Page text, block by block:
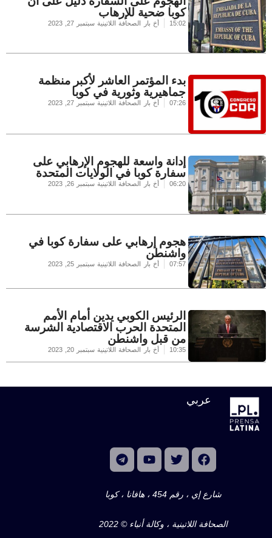
كوبا ضحية للإرهاب
15:02 أخ بار الصحافة اللاتينية سبتمبر 27, 2023
بدء المؤتمر العاشر لأكبر منظمة
جماهيرية وثورية في كوبا
07:26 أخ بار الصحافة اللاتينية سبتمبر 27, 2023
إدانة واسعة للهجوم الإرهابي على
سفارة كوبا في الولايات المتحدة
06:20 أخ بار الصحافة اللاتينية سبتمبر 26, 2023
هجوم إرهابي على سفارة كوبا في
واشنطن
07:57 أخ بار الصحافة اللاتينية سبتمبر 25, 2023
الرئيس الكوبي يدين أمام الأمم
المتحدة الحرب الاقتصادية الشرسة
من قبل واشنطن
10:35 أخ بار الصحافة اللاتينية سبتمبر 20, 2023
عربي
شارع إي ، رقم 454 ، هافانا ، كوبا
الصحافة اللاتينية ، وكالة أنباء © 2022